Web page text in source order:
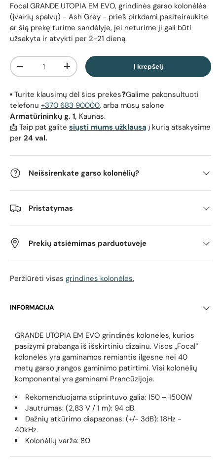
Focal GRANDE UTOPIA EM EVO, grindinės garso kolonėlės
(įvairių spalvų) - Ash Grey - prieš pirkdami pasiteiraukite
ar šią prekę turime sandėlyje, jei neturime ji gali būti
užsakyta ir atvykti per 2-21 dieną.
Kiekis
Sumažinti kiekįPadidinti kiekį Į krepšelį
▪️ Turite klausimų dėl šios prekės❓Galime pakonsultuoti
telefonu +370 683 90000, arba mūsų salone
Armatūrininkų g. 1, Kaunas.
📩 Taip pat galite siųsti mums užklausą į kurią atsakysime
per 24 val.
Neišsirenkate garso kolonėlių?
Pristatymas
Prekių atsiėmimas parduotuvėje
Peržiūrėti visas grindines kolonėles.
INFORMACIJA
GRANDE UTOPIA EM EVO grindinės kolonėlės, kurios
pasižymi prabanga iš išskirtiniu dizainu. Visos „Focal“
kolonėlės yra gaminamos remiantis ilgesne nei 40
metų garso įrangos gaminimo patirtimi. Visi kolonėlių
komponentai yra gaminami Prancūzijoje.
Rekomenduojama stiprintuvo galia: 150 – 1500W
Jautrumas: (2,83 V / 1 m): 94 dB.
Dažnių atkūrimo diapazonas: (+/- 3dB): 18Hz -
40kHz.
Kolonėlių varža: 8Ω